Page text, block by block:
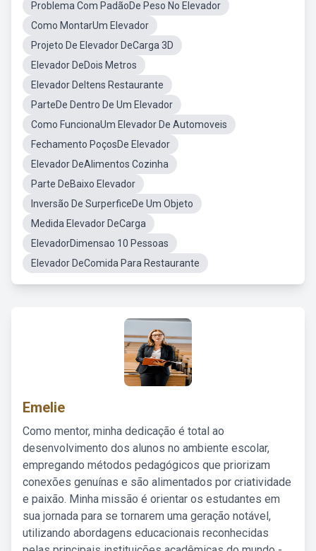
Problema Com PadãoDe Peso No Elevador
Como MontarUm Elevador
Projeto De Elevador DeCarga 3D
Elevador DeDois Metros
Elevador DeItens Restaurante
ParteDe Dentro De Um Elevador
Como FuncionaUm Elevador De Automoveis
Fechamento PoçosDe Elevador
Elevador DeAlimentos Cozinha
Parte DeBaixo Elevador
Inversão De SurperficeDe Um Objeto
Medida Elevador DeCarga
ElevadorDimensao 10 Pessoas
Elevador DeComida Para Restaurante
Emelie
Como mentor, minha dedicação é total ao
desenvolvimento dos alunos no ambiente escolar,
empregando métodos pedagógicos que priorizam
conexões genuínas e são alimentados por criatividade
e paixão. Minha missão é orientar os estudantes em
sua jornada para se tornarem uma geração notável,
utilizando abordagens educacionais reconhecidas